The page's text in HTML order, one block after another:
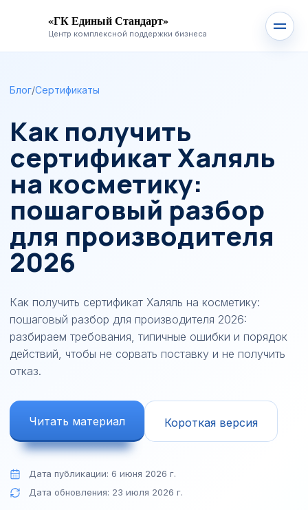
«ГК Единый Стандарт»
Центр комплексной поддержки бизнеса
Блог/Сертификаты
Как получить
сертификат Халяль
на косметику:
пошаговый разбор
для производителя
2026
Как получить сертификат Халяль на косметику:
пошаговый разбор для производителя 2026:
разбираем требования, типичные ошибки и порядок
действий, чтобы не сорвать поставку и не получить
отказ.
Читать материал Короткая версия
Дата публикации: 6 июня 2026 г.
Дата обновления: 23 июля 2026 г.